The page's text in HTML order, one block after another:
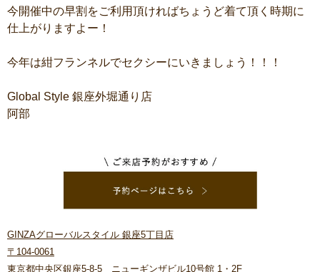
今開催中の早割をご利用頂ければちょうど着て頂く時期に
仕上がりますよー！
今年は紺フランネルでセクシーにいきましょう！！！
Global Style 銀座外堀通り店
阿部
GINZAグローバルスタイル 銀座5丁目店
〒104-0061
東京都中央区銀座5-8-5 ニューギンザビル10号館 1・2F